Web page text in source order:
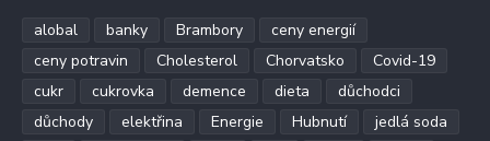
alobal banky Brambory
ceny energií
ceny potravin
Cholesterol Chorvatsko
Covid-19
cukr
cukrovka demence dieta
důchodci
důchody
elektřina Energie Hubnutí
jedlá soda